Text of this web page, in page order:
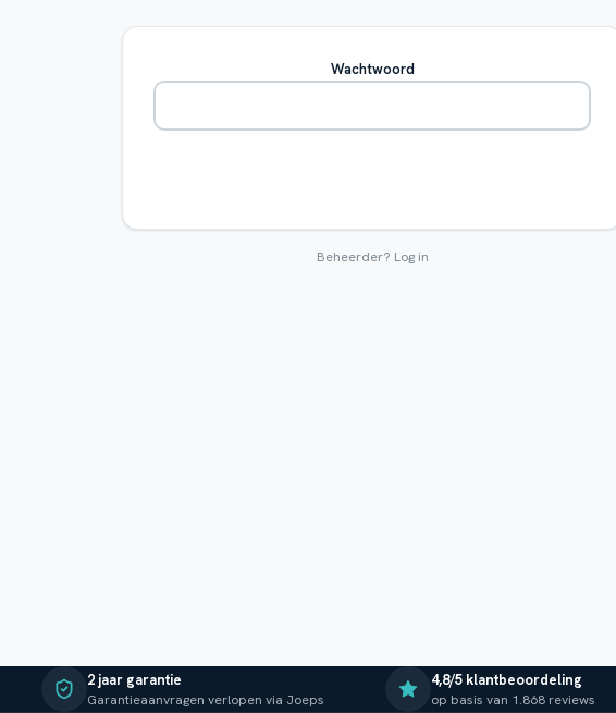
Wachtwoord
Beheerder? Log in
2 jaar garantie
Garantieaanvragen verlopen via Joeps
4,8/5 klantbeoordeling
op basis van 1.868 reviews